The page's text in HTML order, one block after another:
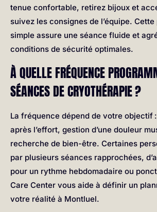
tenue confortable, retirez bijoux et
suivez les consignes de l’équipe.
simple assure une séance fluide et
conditions de sécurité optimales.
À QUELLE FRÉQUENCE
SÉANCES DE CRYOTHÉRAPIE ?
La fréquence dépend de votre objectif
après l’effort, gestion d’une douleur
recherche de bien-être. Certaines
par plusieurs séances rapprochées,
pour un rythme hebdomadaire ou
Care Center vous aide à définir un
votre réalité à Montluel.